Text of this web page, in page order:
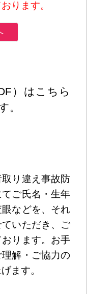
ります。
）はこちら
。
り違え事故防
ご氏名・生年
などを、それ
いただき、ご
ります。お手
解・ご協力の
ます。